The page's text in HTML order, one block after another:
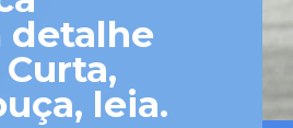
detalhe
leia.